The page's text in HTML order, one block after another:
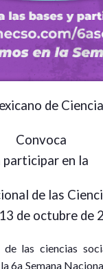
de
Convoca
participar en la
de las
de octubre de
las ciencias
Semana